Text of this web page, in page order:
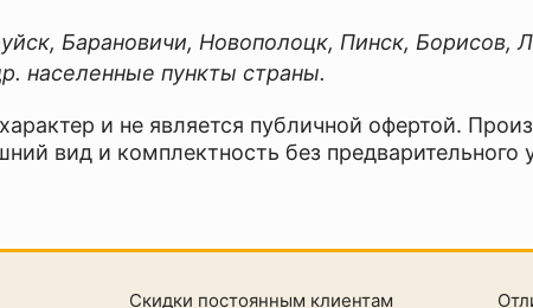
Барановичи, Новополоцк, Пинск, Борисов,
населенные пункты страны.
и не является публичной офертой.
вид и комплектность без предварительного
Скидки постоянным клиентам